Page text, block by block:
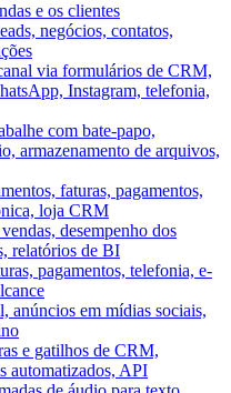
e os clientes
negócios, contatos,
via formulários de CRM,
Instagram, telefonia,
com bate-papo,
armazenamento de arquivos,
faturas, pagamentos,
loja CRM
desempenho dos
relatórios de BI
pagamentos, telefonia, e-
anúncios em mídias sociais,
e gatilhos de CRM,
automatizados, API